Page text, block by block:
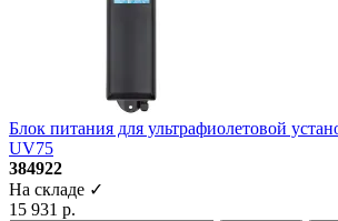
Блок питания для ультрафиолетовой
UV75
384922
На складе ✓
15 931 р.